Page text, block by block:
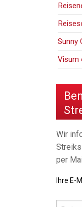
Sunny
Visum
Wir
per
Ihre E-